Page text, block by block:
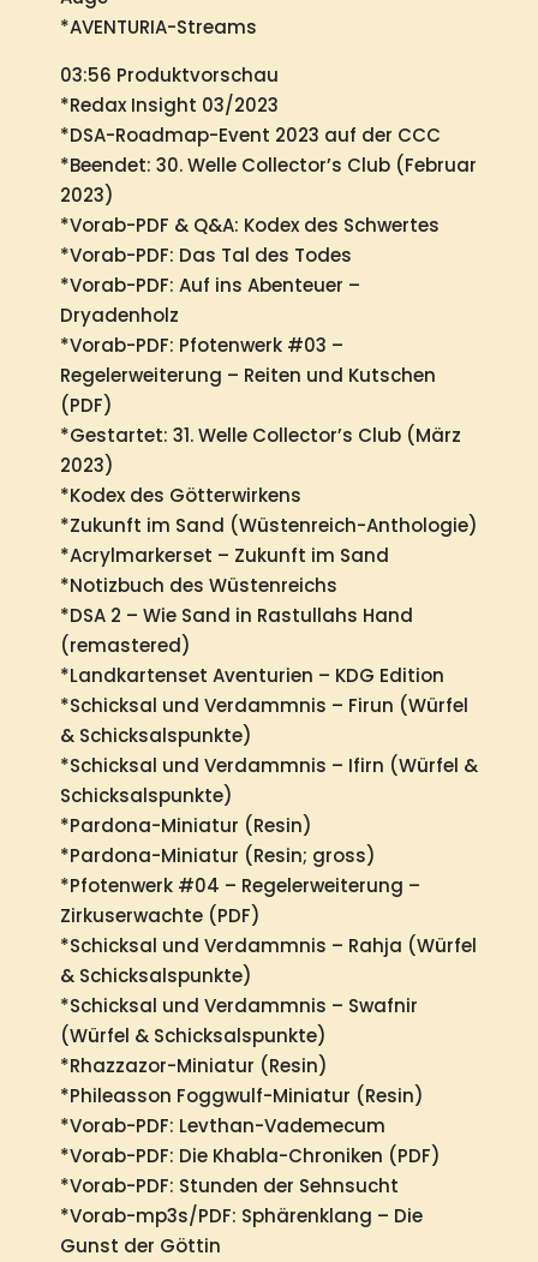
*AVENTURIA-Streams
03:56 Produktvorschau
*Redax Insight 03/2023
*DSA-Roadmap-Event 2023 auf der CCC
*Beendet: 30. Welle Collector’s Club (Februar
2023)
*Vorab-PDF & Q&A: Kodex des Schwertes
*Vorab-PDF: Das Tal des Todes
*Vorab-PDF: Auf ins Abenteuer –
Dryadenholz
*Vorab-PDF: Pfotenwerk #03 –
Regelerweiterung – Reiten und Kutschen
(PDF)
*Gestartet: 31. Welle Collector’s Club (März
2023)
*Kodex des Götterwirkens
*Zukunft im Sand (Wüstenreich-Anthologie)
*Acrylmarkerset – Zukunft im Sand
*Notizbuch des Wüstenreichs
*DSA 2 – Wie Sand in Rastullahs Hand
(remastered)
*Landkartenset Aventurien – KDG Edition
*Schicksal und Verdammnis – Firun (Würfel
& Schicksalspunkte)
*Schicksal und Verdammnis – Ifirn (Würfel &
Schicksalspunkte)
*Pardona-Miniatur (Resin)
*Pardona-Miniatur (Resin; gross)
*Pfotenwerk #04 – Regelerweiterung –
Zirkuserwachte (PDF)
*Schicksal und Verdammnis – Rahja (Würfel
& Schicksalspunkte)
*Schicksal und Verdammnis – Swafnir
(Würfel & Schicksalspunkte)
*Rhazzazor-Miniatur (Resin)
*Phileasson Foggwulf-Miniatur (Resin)
*Vorab-PDF: Levthan-Vademecum
*Vorab-PDF: Die Khabla-Chroniken (PDF)
*Vorab-PDF: Stunden der Sehnsucht
*Vorab-mp3s/PDF: Sphärenklang – Die
Gunst der Göttin